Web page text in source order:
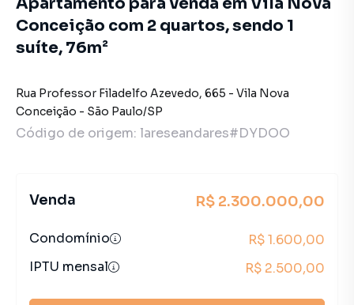
Conceição com 2 quartos, sendo 1
suíte, 76m²
Rua Professor Filadelfo Azevedo, 665 - Vila Nova
Conceição - São Paulo/SP
Código de origem: lareseandares#DYDOO
Venda R$ 2.300.000,00
Condomínio
R$ 1.600,00
IPTU mensal
R$ 2.500,00